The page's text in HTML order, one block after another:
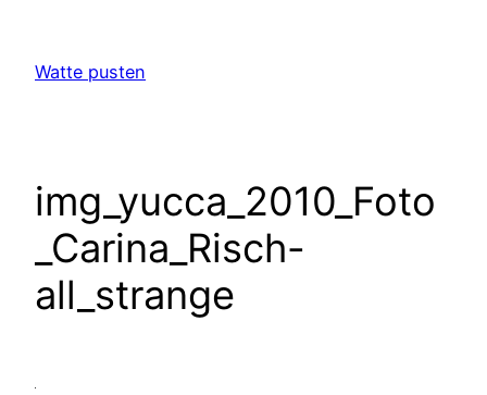
springen
Watte pusten
img_yucca_2010_Foto
_Carina_Risch-
all_strange